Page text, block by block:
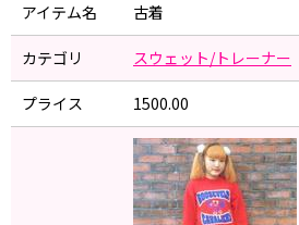
アイテム名 古着
カテゴリ スウェット/トレーナー
プライス 1500.00